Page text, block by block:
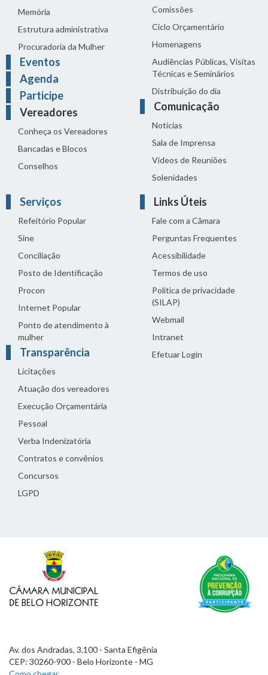
Memória
Estrutura administrativa
Procuradoria da Mulher
Eventos
Agenda
Participe
Vereadores
Conheça os Vereadores
Bancadas e Blocos
Conselhos
Comissões
Ciclo Orçamentário
Homenagens
Audiências Públicas, Visitas
Técnicas e Seminários
Distribuição do dia
Comunicação
Notícias
Sala de Imprensa
Vídeos de Reuniões
Solenidades
Serviços
Refeitório Popular
Sine
Conciliação
Posto de Identificação
Procon
Internet Popular
Ponto de atendimento à
mulher
Transparência
Licitações
Atuação dos vereadores
Execução Orçamentária
Pessoal
Verba Indenizatória
Contratos e convênios
Concursos
LGPD
Links Úteis
Fale com a Câmara
Perguntas Frequentes
Acessibilidade
Termos de uso
Política de privacidade
(SILAP)
Webmail
Intranet
Efetuar Login
Av. dos Andradas, 3.100 - Santa Efigênia
CEP: 30260-900 - Belo Horizonte - MG